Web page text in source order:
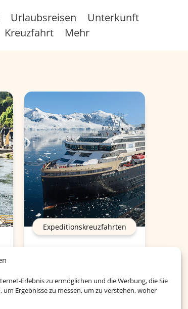
Erlebnis zu ermöglichen und die Werbung, die Sie
Ergebnisse zu messen, um zu verstehen, woher
Urlaubsreisen
Unterkunft
Kreuzfahrt
Mehr
Expeditionskreuzfahrten